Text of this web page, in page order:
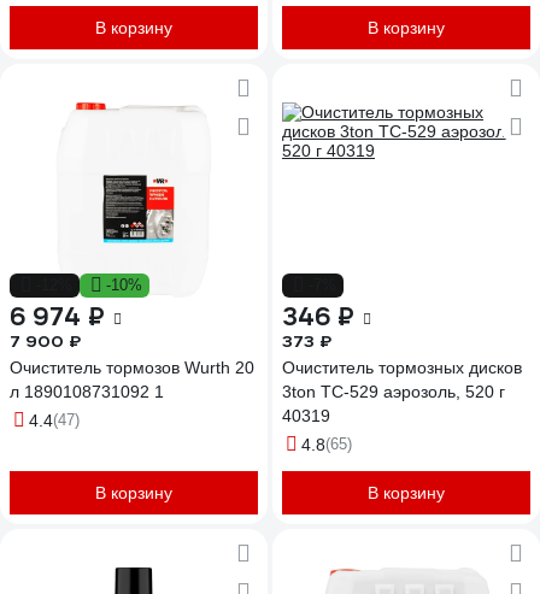
В корзину В корзину
-10%
6 974 ₽
7 900 ₽
Очиститель тормозов Wurth 20
л 1890108731092 1
4.4(47)
В корзину
346 ₽
373 ₽
Очиститель тормозных дисков
3ton ТС-529 аэрозоль, 520 г
40319
4.8(65)
В корзину